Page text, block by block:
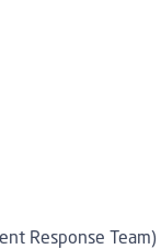
Response Team)